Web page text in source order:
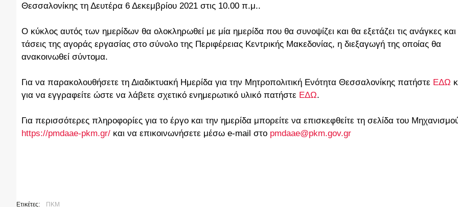
Θεσσαλονίκης τη Δευτέρα 6 Δεκεμβρίου 2021 στις 10.00 π.μ..
Ο κύκλος αυτός των ημερίδων θα ολοκληρωθεί με μία ημερίδα που θα συνοψίζει και θα εξετάζει τις ανάγκες και
τάσεις της αγοράς εργασίας στο σύνολο της Περιφέρειας Κεντρικής Μακεδονίας, η διεξαγωγή της οποίας θα
ανακοινωθεί σύντομα.
Για να παρακολουθήσετε τη Διαδικτυακή Ημερίδα για την Μητροπολιτική Ενότητα Θεσσαλονίκης πατήστε ΕΔΩ
για να εγγραφείτε ώστε να λάβετε σχετικό ενημερωτικό υλικό πατήστε ΕΔΩ.
Για περισσότερες πληροφορίες για το έργο και την ημερίδα μπορείτε να επισκεφθείτε τη σελίδα του
https://pmdaae-pkm.gr/ και να επικοινωνήσετε μέσω e-mail στο pmdaae@pkm.gov.gr
Ετικέτες: ΠΚΜ